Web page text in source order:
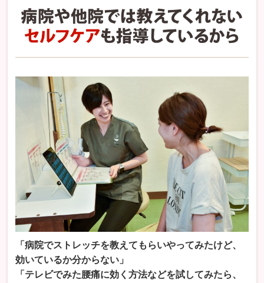
「病院でストレッチを教えてもらいやってみたけど、
効いているか分からない」
「テレビでみた腰痛に効く方法などを試してみたら、